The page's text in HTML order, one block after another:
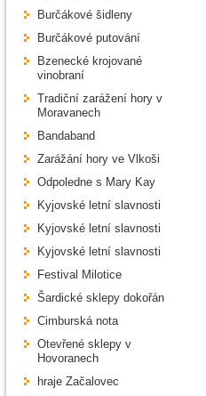
Burčákové šidleny
Burčákové putování
Bzenecké krojované
vinobraní
Tradiční zarážení hory v
Moravanech
Bandaband
Zarážání hory ve Vlkoši
Odpoledne s Mary Kay
Kyjovské letní slavnosti
Kyjovské letní slavnosti
Kyjovské letní slavnosti
Festival Milotice
Šardické sklepy dokořán
Cimburská nota
Otevřené sklepy v
Hovoranech
hraje Začalovec